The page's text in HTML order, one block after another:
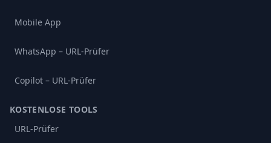
Mobile App
WhatsApp – URL-Prüfer
Copilot – URL-Prüfer
KOSTENLOSE TOOLS
URL-Prüfer